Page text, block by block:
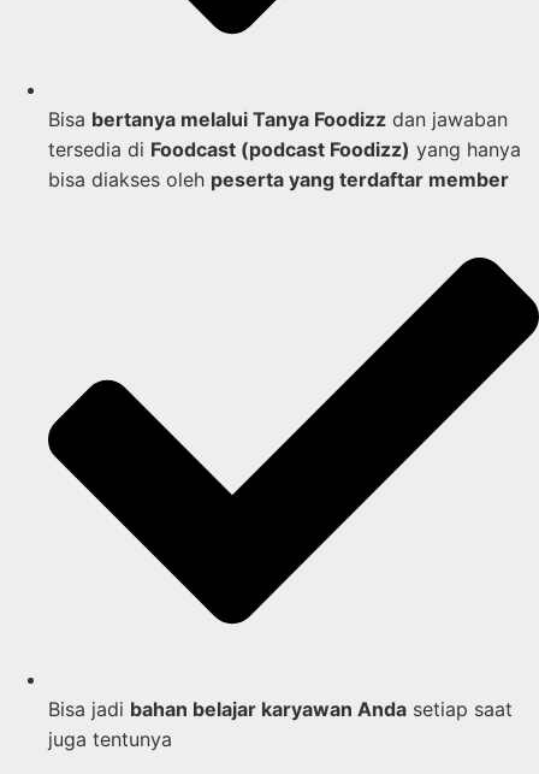
Bisa bertanya melalui Tanya Foodizz dan jawaban
tersedia di Foodcast (podcast Foodizz) yang hanya
bisa diakses oleh peserta yang terdaftar member
Bisa jadi bahan belajar karyawan Anda setiap saat
juga tentunya